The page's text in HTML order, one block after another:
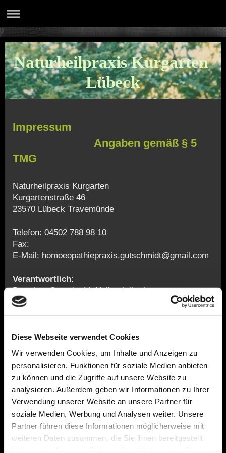
Diese Webseite verwendet Cookies
Wir verwenden Cookies, um Inhalte und Anzeigen zu
personalisieren, Funktionen für soziale Medien anbieten
zu können und die Zugriffe auf unsere Website zu
analysieren. Außerdem geben wir Informationen zu Ihrer
Verwendung unserer Website an unsere Partner für
soziale Medien, Werbung und Analysen weiter. Unsere
Partner führen diese Informationen möglicherweise mit
weiteren Daten zusammen, die Sie ihnen bereitgestellt
Naturheilpraxis Kurgarten
Lübeck
Impressum
Angaben gemäß § 5
TMG
Naturheilpraxis Kurgarten
Kurgartenstraße 46
23570 Lübeck Travemünde
Telefon: 04502 788 98 10
Fax:
E-Mail: homoeopathiepraxis.gutschmidt@gmail.com
Verantwortlich:
Dorothee Gutschmidt Heilpraktikerin
Kurgartenstraße 46
23570 Lübeck Travemünde
Kontakt:
Telefon: 04502 788 98 10
Telefax:
E-Mail: homoeopathiepraxis.gutschmidt@gmail.com
Aufsichtsbehörde Gesundheitsamt Lübeck
Sophienstraße 2-8 23560 HL
Berufs-Haftpflicht Continentale Geltungsbereich
Deutschland